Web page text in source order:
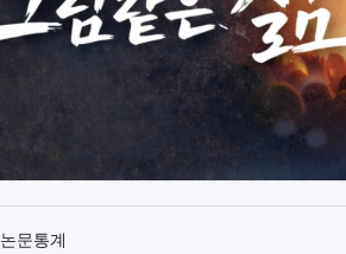
논문통계